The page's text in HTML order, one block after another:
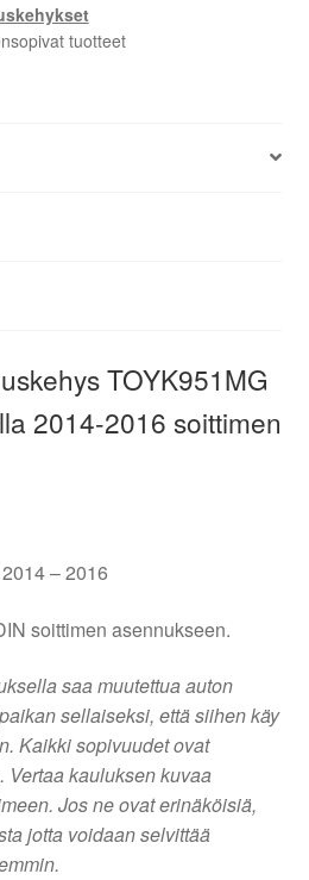
tuotteet
TOYK951MG
2014-2016 soittimen
– 2016
soittimen asennukseen.
saa muutettua auton
sellaiseksi, että siihen käy
Kaikki sopivuudet ovat
kauluksen kuvaa
Jos ne ovat erinäköisiä,
jotta voidaan selvittää